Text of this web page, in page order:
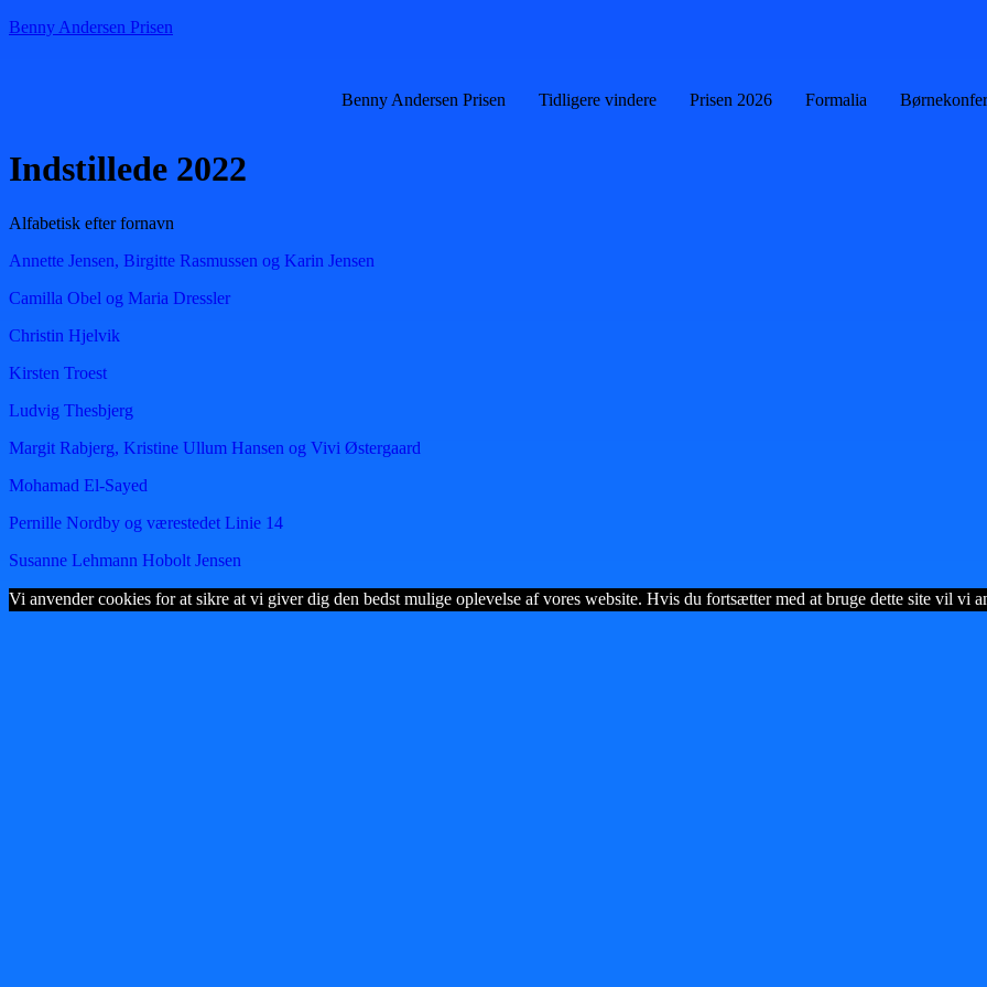
Benny Andersen Prisen
Benny Andersen Prisen Tidligere vindere Prisen 2026 Formalia
Indstillede 2022
Alfabetisk efter fornavn
Annette Jensen, Birgitte Rasmussen og Karin Jensen
Camilla Obel og Maria Dressler
Christin Hjelvik
Kirsten Troest
Ludvig Thesbjerg
Margit Rabjerg, Kristine Ullum Hansen og Vivi Østergaard
Mohamad El-Sayed
Pernille Nordby og værestedet Linie 14
Susanne Lehmann Hobolt Jensen
Vi anvender cookies for at sikre at vi giver dig den bedst mulige oplevelse af vores website. Hvis du fortsætter med at bruge dette site vil vi